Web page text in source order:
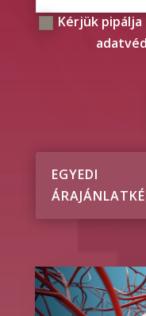
Kérjük
EGYEDI